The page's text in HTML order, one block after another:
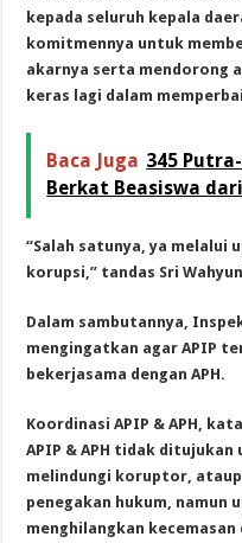
kepada seluruh kepala
komitmennya untuk
akarnya serta mendorong
keras lagi dalam
Baca Juga 345
Berkat Beasiswa dari
“Salah satunya, ya melalui
korupsi,” tandas Sri
Dalam sambutannya,
mengingatkan agar APIP
bekerjasama dengan APH.
Koordinasi APIP & APH,
APIP & APH tidak
melindungi koruptor,
penegakan hukum, namun
menghilangkan kecemasan